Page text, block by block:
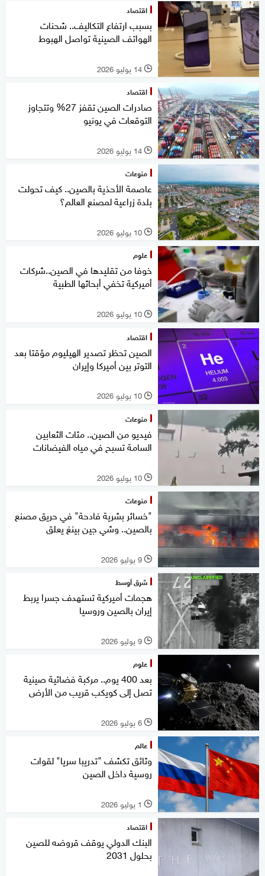
اقتصاد
بسبب ارتفاع التكاليف.. شحنات
الهواتف الصينية تواصل الهبوط
l 14 يوليو 2026
اقتصاد
صادرات الصين تقفز 27% وتتجاوز
التوقعات في يونيو
l 14 يوليو 2026
منوعات
عاصمة الأحذية بالصين.. كيف تحولت
بلدة زراعية لمصنع العالم؟
l 10 يوليو 2026
علوم
خوفا من تقليدها في الصين..شركات
أميركية تخفي أبحاثها الطبية
l 10 يوليو 2026
اقتصاد
الصين تحظر تصدير الهيليوم مؤقتا بعد
التوتر بين أميركا وإيران
l 10 يوليو 2026
منوعات
فيديو من الصين.. مئات الثعابين
السامة تسبح في مياه الفيضانات
l 10 يوليو 2026
منوعات
"خسائر بشرية فادحة" في حريق مصنع
بالصين.. وشي جين بينغ يعلق
l 9 يوليو 2026
شرق أوسط
هجمات أميركية تستهدف جسرا يربط
إيران بالصين وروسيا
l 9 يوليو 2026
علوم
بعد 400 يوم.. مركبة فضائية صينية
تصل إلى كويكب قريب من الأرض
l 6 يوليو 2026
عالم
وثائق تكشف "تدريبا سريا" لقوات
روسية داخل الصين
l 1 يوليو 2026
اقتصاد
البنك الدولي يوقف قروضه للصين
بحلول 2031